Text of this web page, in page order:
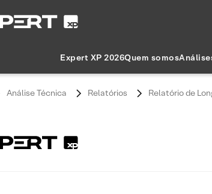
Expert XP 2026Quem somos
Análise Técnica Relatórios Relatório de